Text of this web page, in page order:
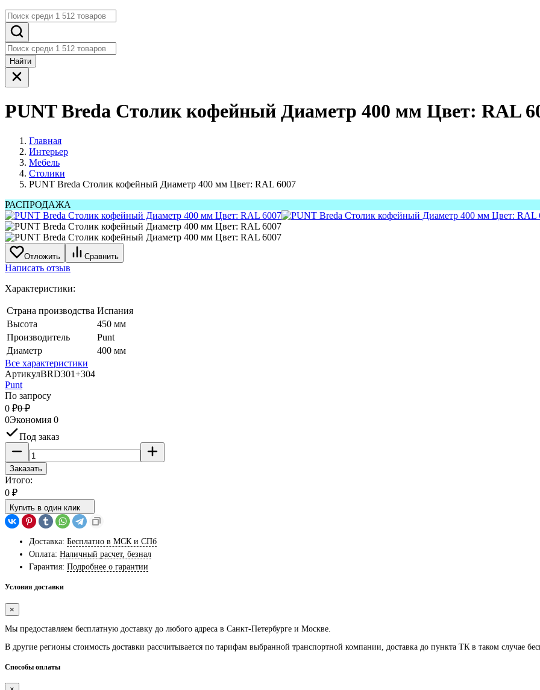
Найти
PUNT Breda Столик кофейный Диаметр 400 мм Цвет: RAL
Главная
Интерьер
Мебель
Столики
PUNT Breda Столик кофейный Диаметр 400 мм Цвет: RAL 6007
РАСПРОДАЖА
Отложить Сравнить
Написать отзыв
Характеристики:
Страна производства Испания
Высота
450 мм
Производитель
Punt
Диаметр
400 мм
Все характеристики
АртикулBRD301+304
Punt
По запросу
0 ₽0 ₽
0Экономия 0
Под заказ
Заказать
Итого:
0 ₽
Купить в один клик
Доставка: Бесплатно в МСК и СПб
Оплата: Наличный расчет, безнал
Гарантия: Подробнее о гарантии
Условия доставки
×
Мы предоставляем бесплатную доставку до любого адреса в Санкт-Петербурге и Москве.
В другие регионы стоимость доставки рассчитывается по тарифам выбранной транспортной компании, доставка до пункта ТК в таком случае
Способы оплаты